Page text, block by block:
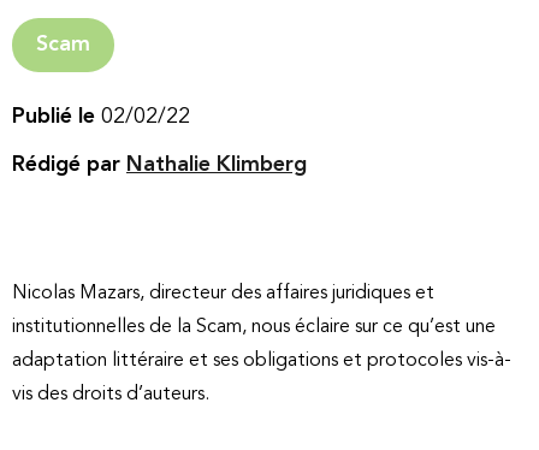
Scam
Publié le 02/02/22
Rédigé par Nathalie Klimberg
Nicolas Mazars, directeur des affaires juridiques et
institutionnelles de la Scam, nous éclaire sur ce qu’est une
adaptation littéraire et ses obligations et protocoles vis-à-
vis des droits d’auteurs.